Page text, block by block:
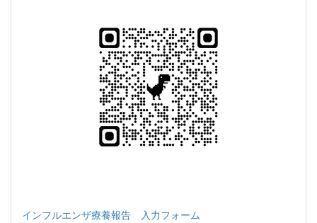
インフルエンザ療養報告 入力フォーム